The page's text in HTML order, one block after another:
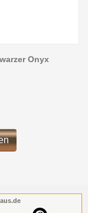
Onyx